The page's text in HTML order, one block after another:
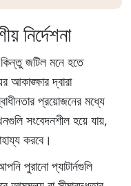
নির্দেশনা
জটিল মনে হতে
আকাঙ্ক্ষার দ্বারা
প্রয়োজনের মধ্যে
সংবেদনশীল হয়ে যায়,
করবে।
পুরানো প্যাটার্নগুলি